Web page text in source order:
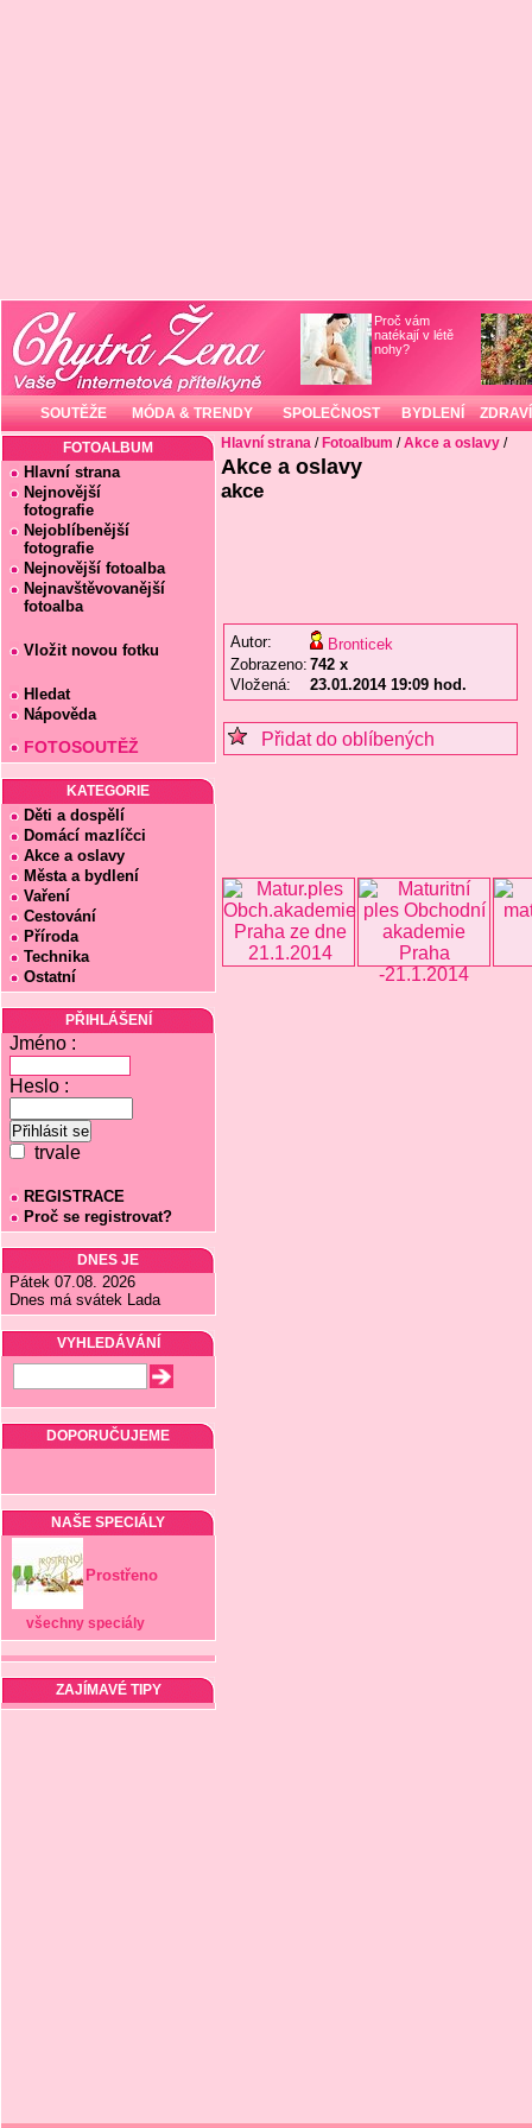
Proč vám
natékají v létě
nohy?
SOUTĚŽE MÓDA & TRENDY SPOLEČNOST BYDLENÍ ZDRAVÍ
FOTOALBUM
Hlavní strana
Nejnovější
fotografie
Nejoblíbenější
fotografie
Nejnovější fotoalba
Nejnavštěvovanější
fotoalba
Vložit novou fotku
Hledat
Nápověda
FOTOSOUTĚŽ
KATEGORIE
Děti a dospělí
Domácí mazlíčci
Akce a oslavy
Města a bydlení
Vaření
Cestování
Příroda
Technika
Ostatní
PŘIHLÁŠENÍ
Jméno :
Heslo :
trvale
REGISTRACE
Proč se registrovat?
DNES JE
Pátek 07.08. 2026
Dnes má svátek Lada
VYHLEDÁVÁNÍ
DOPORUČUJEME
NAŠE SPECIÁLY
Prostřeno
všechny speciály
ZAJÍMAVÉ TIPY
Hlavní strana / Fotoalbum /Akce a oslavy /
Akce a oslavy
akce
Autor:
Bronticek
Zobrazeno: 742 x
Vložená:
23.01.2014 19:09 hod.
Přidat do oblíbených